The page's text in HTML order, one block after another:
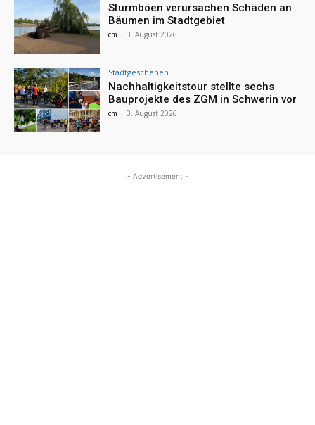
Sturmböen verursachen Schäden an
Bäumen im Stadtgebiet
cm - 3. August 2026
Stadtgeschehen
Nachhaltigkeitstour stellte sechs
Bauprojekte des ZGM in Schwerin vor
cm - 3. August 2026
- Advertisement -